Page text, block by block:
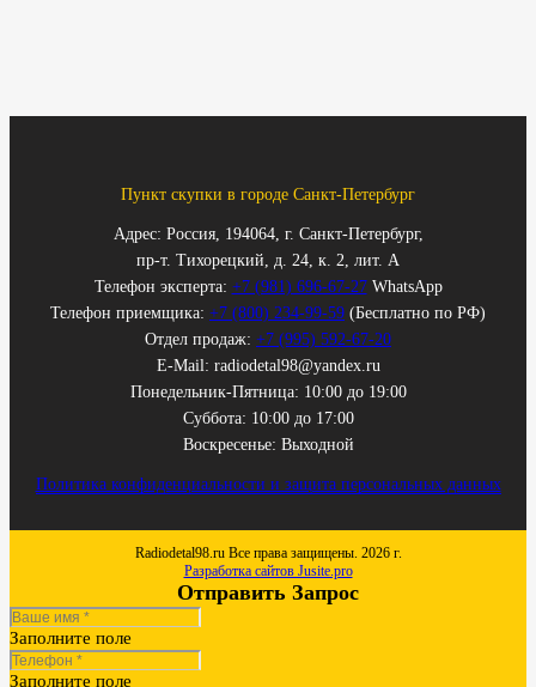
Пункт скупки в городе Санкт-Петербург
Адрес: Россия, 194064, г. Санкт-Петербург,
пр-т. Тихорецкий, д. 24, к. 2, лит. А
Телефон эксперта: +7 (981) 696-67-27WhatsApp
Телефон приемщика: +7 (800) 234-99-59 (Бесплатно по РФ)
Отдел продаж: +7 (995) 592-67-20
E-Mail: radiodetal98@yandex.ru
Понедельник-Пятница: 10:00 до 19:00
Суббота: 10:00 до 17:00
Воскресенье: Выходной
Политика конфиденциальности и защита персональных данных
Radiodetal98.ru Все права защищены. 2026 г.
Разработка сайтов Jusite.pro
Отправить Запрос
Заполните поле
Заполните поле